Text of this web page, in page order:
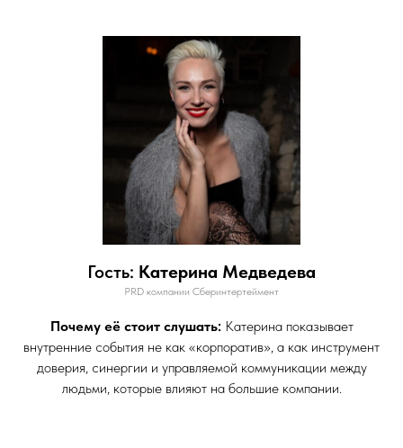
Гость: Катерина Медведева
PRD компании Сберинтертеймент
Почему её стоит слушать:Катерина показывает
внутренние события не как «корпоратив», а как инструмент
доверия, синергии и управляемой коммуникации между
людьми, которые влияют на большие компании.